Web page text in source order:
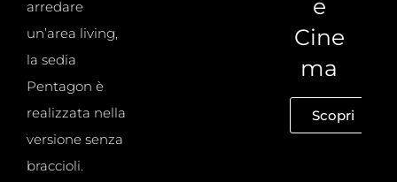
arredare
un’area living,
la sedia
Pentagon è
realizzata nella
versione senza
braccioli.
e
Cine
ma
Scopri